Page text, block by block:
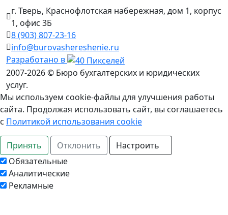
г. Тверь, Краснофлотская набережная, дом 1, корпус
1, офис 3Б
8 (903) 807‑23‑16
info@burovashereshenie.ru
Разработано в
2007-2026 © Бюро бухгалтерских и юридических
услуг.
Мы используем cookie-файлы для улучшения работы
сайта. Продолжая использовать сайт, вы соглашаетесь
с Политикой использования cookie
Принять Отклонить
Настроить
Обязательные
Аналитические
Рекламные